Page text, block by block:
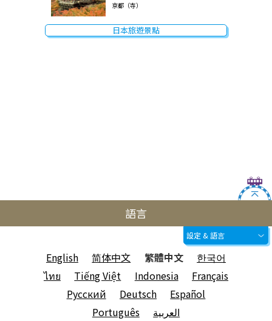
京都（寺）
日本旅遊景點
語言
設定 & 語言
English 简体中文 繁體中文
한국어
ไทย
Tiếng Việt Indonesia
Français
Русский
Deutsch
Español
Português
العربية